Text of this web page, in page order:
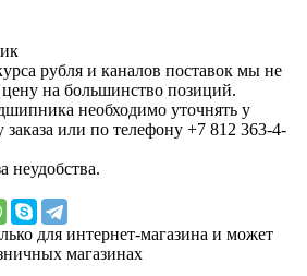
рубля и каналов поставок мы не
на большинство позиций.
необходимо уточнять у
или по телефону +7 812 363-4-
неудобства.
для интернет-магазина и может
магазинах